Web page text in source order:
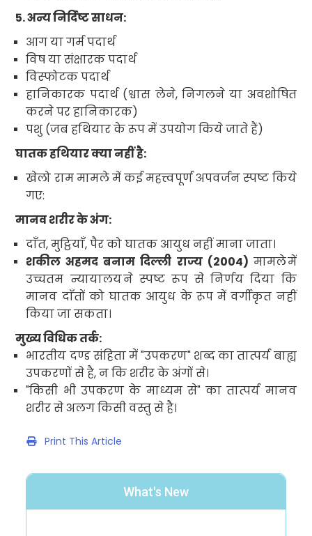
5. अन्य निर्दिष्ट साधन:
आग या गर्म पदार्थ
विष या संक्षारक पदार्थ
विस्फोटक पदार्थ
हानिकारक पदार्थ (श्वास लेने, निगलने या अवशोषित
करने पर हानिकारक)
पशु (जब हथियार के रूप में उपयोग किये जाते हैं)
घातक हथियार क्या नहीं है:
खेलो राम मामले में कई महत्त्वपूर्ण अपवर्जन स्पष्ट किये
गए:
मानव शरीर के अंग:
दाँत,मुट्ठियाँ,पैर को घातक आयुध नहीं माना जाता।
शकील अहमद बनाम दिल्ली राज्य (2004) मामलेमें
उच्चतम न्यायालयने स्पष्ट रूप से निर्णय दिया कि
मानव दाँतों को घातक आयुध के रूप में वर्गीकृत नहीं
किया जा सकता।
मुख्य विधिक तर्क:
भारतीय दण्ड संहिता में "उपकरण" शब्द का तात्पर्य बाह्य
उपकरणों से है,न कि शरीर के अंगों से।
"किसी भी उपकरण के माध्यम से" का तात्पर्य मानव
शरीर से अलग किसी वस्तु से है।
Print This Article
What's New